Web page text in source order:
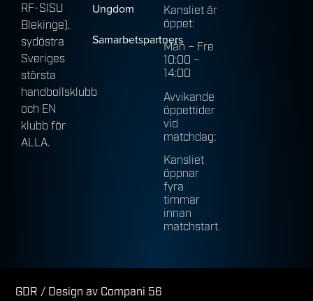
RF-SISU
Blekinge),
sydöstra
Sveriges
största
handbollsklubb
och EN
klubb för
ALLA.
Ungdom
Samarbetspartners
Kansliet är
öppet:
Mån – Fre
10:00 –
14:00
Avvikande
öppettider
vid
matchdag:
Kansliet
öppnar
fyra
timmar
innan
matchstart.
GDR / Design av Compani 56